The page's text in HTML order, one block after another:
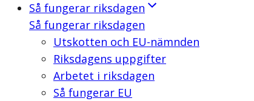
Så fungerar riksdagen
Så fungerar riksdagen
Utskotten och EU-nämnden
Riksdagens uppgifter
Arbetet i riksdagen
Så fungerar EU